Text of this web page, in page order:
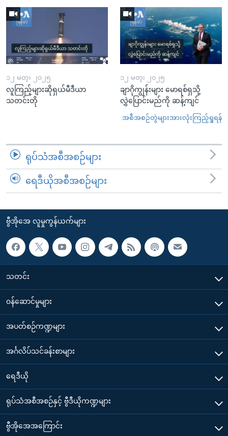
၁၂ မတ္၊ ၂၀၂၅
လူကြည့်များဆိုရှယ်မီဒီယာ
သတင်းတို
၁၂ မတ္၊ ၂၀၂၅
ချာဂိုကျွန်းများ မောရစ်ရှသို့
လွှဲပြောင်းမည်ကို ဆန့်ကျင်
အစီအစဉ်တွဲများအားလုံးကြည့်ရှုရန်
ရုပ်သံအစီအစဉ်များ
ရေဒီယိုအစီအစဉ်များ
ဗွီအိုအေ လူမှုကွန်ယက်များ
သတင်း
၀န်ဆောင်မှုများ
အပတ်စဉ်ကဏ္ဍများ
အင်္ဂလိပ်သင်ခန်းစာများ
ရေဒီယို
ရုပ်သံအစီအစဉ်နှင့် ဗွီဒီယိုကဏ္ဍများ
ဗွီအိုအေအကြောင်း